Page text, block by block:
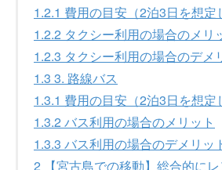
1.2.1 費用の目安（2泊3日を想定
1.2.2 タクシー利用の場合のメリ
1.2.3 タクシー利用の場合のデメ
1.3 3. 路線バス
1.3.1 費用の目安（2泊3日を想定
1.3.2 バス利用の場合のメリット
1.3.3 バス利用の場合のデメリッ
2 【宮古島での移動】総合的に